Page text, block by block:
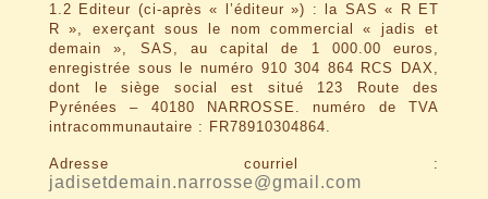
1.2 Editeur (ci-après « l’éditeur ») : la SAS « R ET
R », exerçant sous le nom commercial « jadis et
demain », SAS, au capital de 1 000.00 euros,
enregistrée sous le numéro 910 304 864 RCS DAX,
dont le siège social est situé 123 Route des
Pyrénées – 40180 NARROSSE. numéro de TVA
intracommunautaire : FR78910304864.
Adresse courriel :
jadisetdemain.narrosse@gmail.com